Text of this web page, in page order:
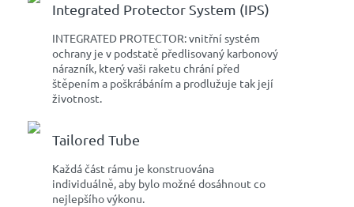
Integrated Protector System (IPS)
INTEGRATED PROTECTOR: vnitřní systém
ochrany je v podstatě předlisovaný karbonový
nárazník, který vaši raketu chrání před
štěpením a poškrábáním a prodlužuje tak její
životnost.
Tailored Tube
Každá část rámu je konstruována
individuálně, aby bylo možné dosáhnout co
nejlepšího výkonu.